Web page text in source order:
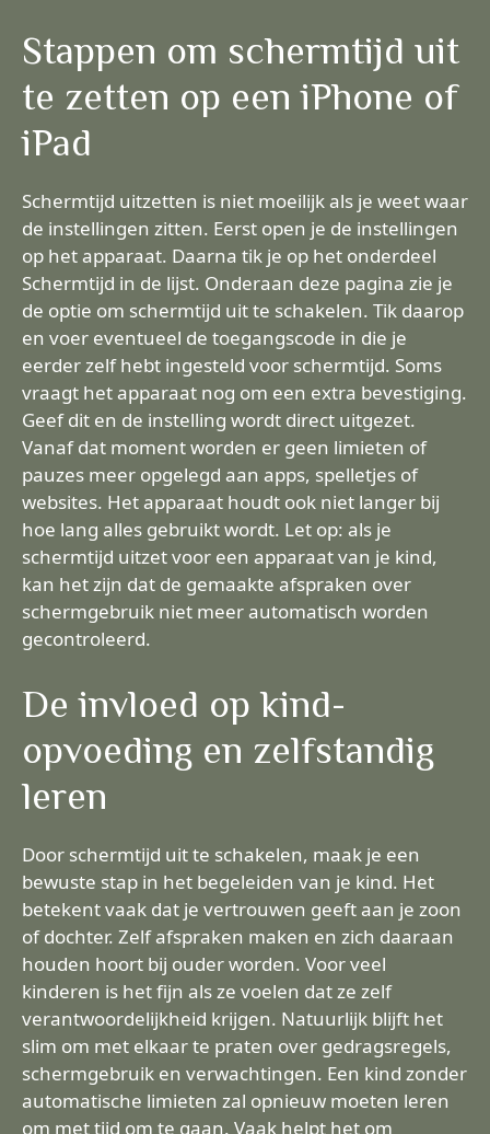
Stappen om schermtijd uit
te zetten op een iPhone of
iPad
Schermtijd uitzetten is niet moeilijk als je weet waar
de instellingen zitten. Eerst open je de instellingen
op het apparaat. Daarna tik je op het onderdeel
Schermtijd in de lijst. Onderaan deze pagina zie je
de optie om schermtijd uit te schakelen. Tik daarop
en voer eventueel de toegangscode in die je
eerder zelf hebt ingesteld voor schermtijd. Soms
vraagt het apparaat nog om een extra bevestiging.
Geef dit en de instelling wordt direct uitgezet.
Vanaf dat moment worden er geen limieten of
pauzes meer opgelegd aan apps, spelletjes of
websites. Het apparaat houdt ook niet langer bij
hoe lang alles gebruikt wordt. Let op: als je
schermtijd uitzet voor een apparaat van je kind,
kan het zijn dat de gemaakte afspraken over
schermgebruik niet meer automatisch worden
gecontroleerd.
De invloed op kind-
opvoeding en zelfstandig
leren
Door schermtijd uit te schakelen, maak je een
bewuste stap in het begeleiden van je kind. Het
betekent vaak dat je vertrouwen geeft aan je zoon
of dochter. Zelf afspraken maken en zich daaraan
houden hoort bij ouder worden. Voor veel
kinderen is het fijn als ze voelen dat ze zelf
verantwoordelijkheid krijgen. Natuurlijk blijft het
slim om met elkaar te praten over gedragsregels,
schermgebruik en verwachtingen. Een kind zonder
automatische limieten zal opnieuw moeten leren
om met tijd om te gaan. Vaak helpt het om